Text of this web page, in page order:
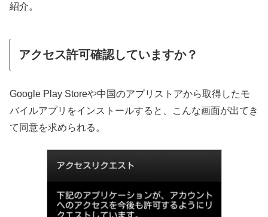
紹介。
アクセス許可確認していますか？
Google Play Storeや中国のアプリストアから取得したモ
バイルアプリをインストールすると、こんな画面が出てき
て同意を求められる。